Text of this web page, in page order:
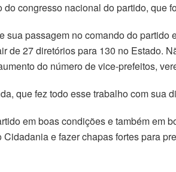
congresso nacional do partido, que
sua passagem no comando do
de 27 diretórios para 130 no Estado.
do número de vice-prefeitos,
que fez todo esse trabalho com sua
em boas condições e também em
e fazer chapas fortes para